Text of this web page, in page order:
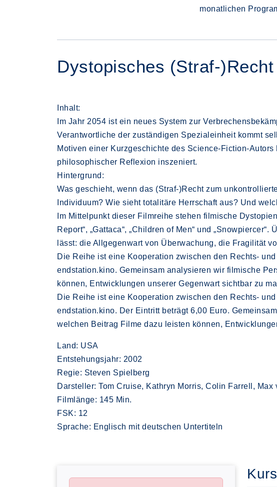
monatlichen
Dystopisches (Straf-
Inhalt:
Im Jahr 2054 ist ein neues System zur
Verantwortliche der zuständigen Spezialeinheit kommt
Motiven einer Kurzgeschichte des Science-Fiction-
philosophischer Reflexion inszeniert.
Hintergrund:
Was geschieht, wenn das (Straf-)Recht zum
Individuum? Wie sieht totalitäre Herrschaft aus? Und
Im Mittelpunkt dieser Filmreihe stehen filmische
Report“, „Gattaca“, „Children of Men“ und
lässt: die Allgegenwart von Überwachung, die Fragilität
Die Reihe ist eine Kooperation zwischen den Rechts-
endstation.kino. Gemeinsam analysieren wir filmische
können, Entwicklungen unserer Gegenwart sichtbar zu
Die Reihe ist eine Kooperation zwischen den Rechts-
endstation.kino. Der Eintritt beträgt 6,00 Euro.
welchen Beitrag Filme dazu leisten können,
Land: USA
Entstehungsjahr: 2002
Regie: Steven Spielberg
Darsteller: Tom Cruise, Kathryn Morris, Colin Farrell, Max
Filmlänge: 145 Min.
FSK: 12
Sprache: Englisch mit deutschen Untertiteln